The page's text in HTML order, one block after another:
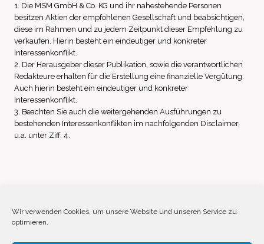
Wir verwenden Cookies, um unsere Website und unseren Service zu
optimieren.
1. Die MSM GmbH & Co. KG und ihr nahestehende Personen
besitzen Aktien der empfohlenen Gesellschaft und beabsichtigen,
diese im Rahmen und zu jedem Zeitpunkt dieser Empfehlung zu
verkaufen. Hierin besteht ein eindeutiger und konkreter
Interessenkonflikt.
2. Der Herausgeber dieser Publikation, sowie die verantwortlichen
Redakteure erhalten für die Erstellung eine finanzielle Vergütung.
Auch hierin besteht ein eindeutiger und konkreter
Interessenkonflikt.
3. Beachten Sie auch die weitergehenden Ausführungen zu
bestehenden Interessenkonflikten im nachfolgenden Disclaimer,
u.a. unter Ziff. 4.
Impressum Datenschutz
Disclaimer